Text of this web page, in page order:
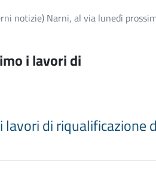
notizie) Narni, al via lunedì
i lavori di
di riqualificazione